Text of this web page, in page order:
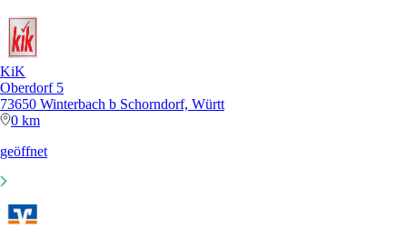
KiK
Oberdorf 5
73650 Winterbach b Schorndorf, Württ
0 km
geöffnet